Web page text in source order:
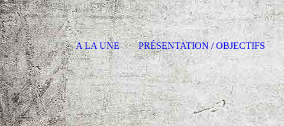
A LA UNE PRÉSENTATION / OBJECTIFS